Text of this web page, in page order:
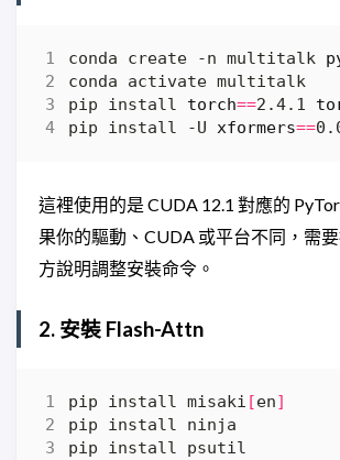
conda create -n multitalk
pip install torch==2.4.1
pip install -U xformers==
這裡使用的是 CUDA 12.1 對應的
果你的驅動、CUDA 或平台不同，需
方說明調整安裝命令。
2. 安裝 Flash-Attn
pip install misaki [en]